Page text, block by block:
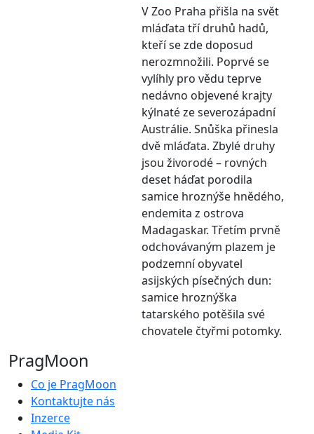
V Zoo Praha přišla na svět
mláďata tří druhů hadů,
kteří se zde doposud
nerozmnožili. Poprvé se
vylíhly pro vědu teprve
nedávno objevené krajty
kýlnaté ze severozápadní
Austrálie. Snůška přinesla
dvě mláďata. Zbylé druhy
jsou živorodé – rovných
deset háďat porodila
samice hroznýše hnědého,
endemita z ostrova
Madagaskar. Třetím prvně
odchovávaným plazem je
podzemní obyvatel
asijských písečných dun:
samice hroznýška
tatarského potěšila své
chovatele čtyřmi potomky.
PragMoon
Co je PragMoon
Kontaktujte nás
Inzerce